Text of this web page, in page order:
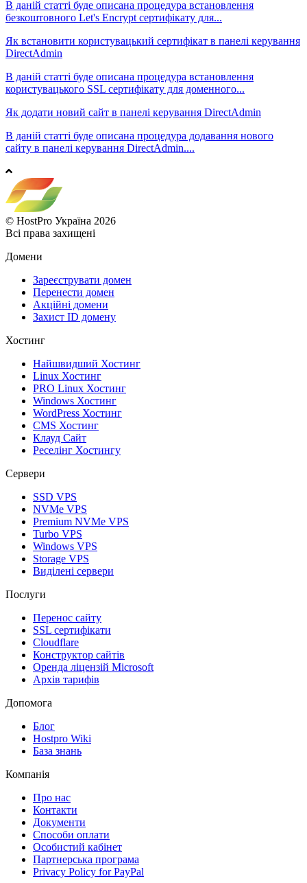
В даній статті буде описана процедура встановлення
безкоштовного Let's Encrypt сертифікату для...
Як встановити користувацький сертифікат в панелі керування
DirectAdmin
В даній статті буде описана процедура встановлення
користувацького SSL сертифікату для доменного...
Як додати новий сайт в панелі керування DirectAdmin
В даній статті буде описана процедура додавання нового
сайту в панелі керування DirectAdmin....
© HostPro Україна 2026
Всі права захищені
Домени
Зареєструвати домен
Перенести домен
Акційні домени
Захист ID домену
Хостинг
Найшвидший Хостинг
Linux Хостинг
PRO Linux Хостинг
Windows Хостинг
WordPress Хостинг
CMS Хостинг
Клауд Сайт
Реселінг Хостингу
Сервери
SSD VPS
NVMe VPS
Premium NVMe VPS
Turbo VPS
Windows VPS
Storage VPS
Виділені сервери
Послуги
Перенос сайту
SSL сертифікати
Clоudflare
Конструктор сайтів
Оренда ліцензій Microsoft
Архів тарифів
Допомога
Блог
Hostpro Wiki
База знань
Компанія
Про нас
Контакти
Документи
Способи оплати
Особистий кабінет
Партнерська програма
Privacy Policy for PayPal